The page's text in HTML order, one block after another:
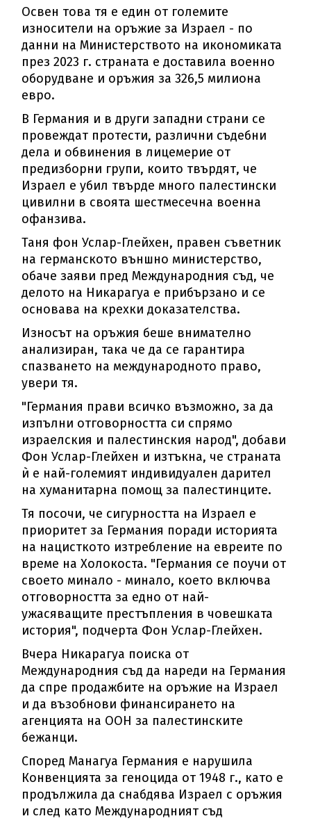
Освен това тя е един от големите
износители на оръжие за Израел - по
данни на Министерството на икономиката
през 2023 г. страната е доставила военно
оборудване и оръжия за 326,5 милиона
евро.
В Германия и в други западни страни се
провеждат протести, различни съдебни
дела и обвинения в лицемерие от
предизборни групи, които твърдят, че
Израел е убил твърде много палестински
цивилни в своята шестмесечна военна
офанзива.
Таня фон Услар-Глейхен, правен съветник
на германското външно министерство,
обаче заяви пред Международния съд, че
делото на Никарагуа е прибързано и се
основава на крехки доказателства.
Износът на оръжия беше внимателно
анализиран, така че да се гарантира
спазването на международното право,
увери тя.
"Германия прави всичко възможно, за да
изпълни отговорността си спрямо
израелския и палестинския народ", добави
Фон Услар-Глейхен и изтъкна, че страната
ѝ е най-големият индивидуален дарител
на хуманитарна помощ за палестинците.
Тя посочи, че сигурността на Израел е
приоритет за Германия поради историята
на нацисткото изтребление на евреите по
време на Холокоста. "Германия се поучи от
своето минало - минало, което включва
отговорността за едно от най-
ужасяващите престъпления в човешката
история", подчерта Фон Услар-Глейхен.
Вчера Никарагуа поиска от
Международния съд да нареди на Германия
да спре продажбите на оръжие на Израел
и да възобнови финансирането на
агенцията на ООН за палестинските
бежанци.
Според Манагуа Германия е нарушила
Конвенцията за геноцида от 1948 г., като е
продължила да снабдява Израел с оръжия
и след като Международният съд